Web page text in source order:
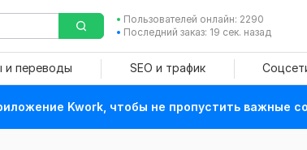
Пользователей онлайн: 2290
Последний заказ: 19 сек. назад
и переводы SEO и трафик
Kwork, чтобы не пропустить важные